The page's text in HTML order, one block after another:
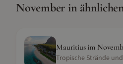
November in
Mauritiusim